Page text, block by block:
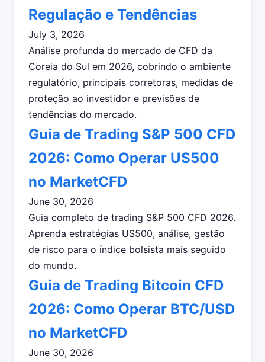
Regulação e Tendências
July 3, 2026
Análise profunda do mercado de CFD da
Coreia do Sul em 2026, cobrindo o ambiente
regulatório, principais corretoras, medidas de
proteção ao investidor e previsões de
tendências do mercado.
Guia de Trading S&P 500 CFD
2026: Como Operar US500
no MarketCFD
June 30, 2026
Guia completo de trading S&P 500 CFD 2026.
Aprenda estratégias US500, análise, gestão
de risco para o índice bolsista mais seguido
do mundo.
Guia de Trading Bitcoin CFD
2026: Como Operar BTC/USD
no MarketCFD
June 30, 2026